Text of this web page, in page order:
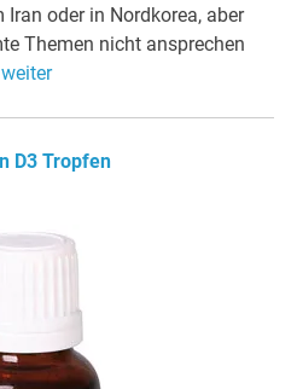
oder in Nordkorea, aber
Themen nicht ansprechen
D3 Tropfen